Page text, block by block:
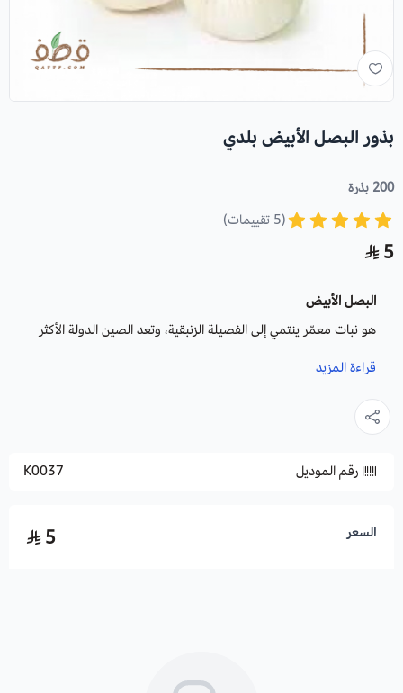
بذور البصل الأبيض بلدي
200 بذرة
(5 تقييمات)
5
البصل الأبيض
هو نبات معمّر ينتمي إلى الفصيلة الزنبقية، وتعد الصين الدولة الأكثر
شيوعًا في زراعة البصل الابيض.
كولسترول، ويتغير مذاق البصل تبعا للموسم الذي تم نمو البصل فيه.
يساهم البصل في تحسين صحة القلب عن طريق خفض
قراءة المزيد
رقم الموديل K0037
السعر 5